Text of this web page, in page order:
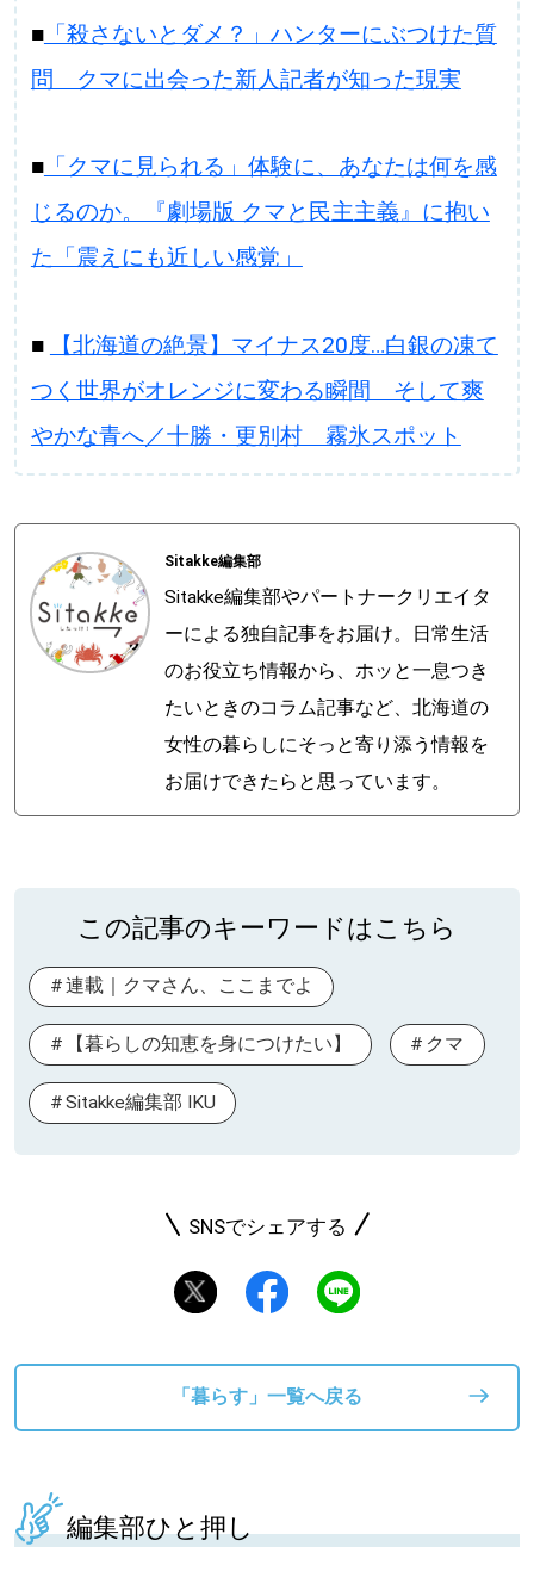
■「殺さないとダメ？」ハンターにぶつけた質
問 クマに出会った新人記者が知った現実
■「クマに見られる」体験に、あなたは何を感
じるのか。『劇場版 クマと民主主義』に抱い
た「震えにも近しい感覚」
■
【北海道の絶景】マイナス20度…白銀の凍て
つく世界がオレンジに変わる瞬間 そして爽
やかな青へ／十勝・更別村 霧氷スポット
Sitakke編集部
Sitakke編集部やパートナークリエイタ
ーによる独自記事をお届け。日常生活
のお役立ち情報から、ホッと一息つき
たいときのコラム記事など、北海道の
女性の暮らしにそっと寄り添う情報を
お届けできたらと思っています。
この記事のキーワードはこちら
連載｜クマさん、ここまでよ
【暮らしの知恵を身につけたい】 クマ
Sitakke編集部 IKU
SNSでシェアする
「暮らす」一覧へ戻る
編集部ひと押し